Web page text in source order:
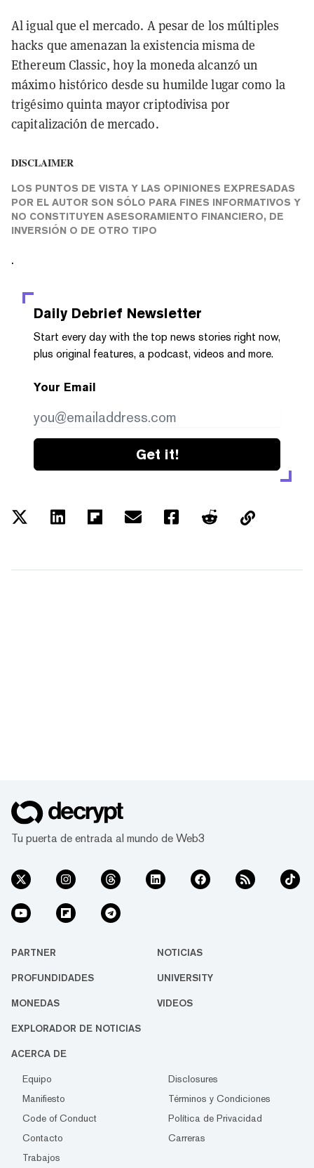
Al igual que el mercado. A pesar de los múltiples
hacks que amenazan la existencia misma de
Ethereum Classic, hoy la moneda alcanzó un
máximo histórico desde su humilde lugar como la
trigésimo quinta mayor criptodivisa por
capitalización de mercado.
DISCLAIMER
LOS PUNTOS DE VISTA Y LAS OPINIONES EXPRESADAS
POR EL AUTOR SON SÓLO PARA FINES INFORMATIVOS Y
NO CONSTITUYEN ASESORAMIENTO FINANCIERO, DE
INVERSIÓN O DE OTRO TIPO
.
Daily Debrief Newsletter
Start every day with the top news stories right now,
plus original features, a podcast, videos and more.
Your Email
Get it!
Tu puerta de entrada al mundo de Web3
PARTNER NOTICIAS
PROFUNDIDADES UNIVERSITY
MONEDAS VIDEOS
EXPLORADOR DE NOTICIAS
ACERCA DE
Equipo
Disclosures
Manifiesto
Términos y Condiciones
Code of Conduct
Política de Privacidad
Contacto
Carreras
Trabajos